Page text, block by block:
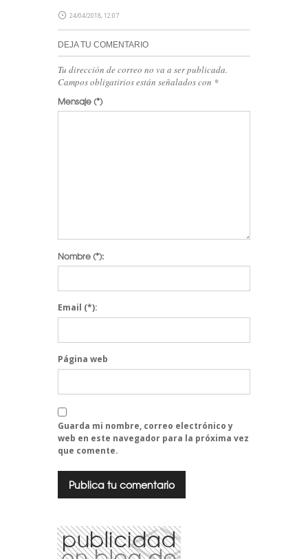
24/04/2018, 12:07
DEJA TU COMENTARIO
Tu dirección de correo no va a ser publicada.
Campos obligatirios están señalados con *
Mensaje(*)
Nombre(*):
Email (*):
Página web
Guarda mi nombre, correo electrónico y
web en este navegador para la próxima vez
que comente.